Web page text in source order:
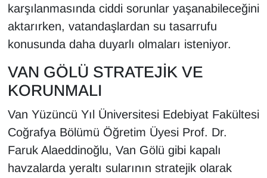
karşılanmasında ciddi sorunlar yaşanabileceğini
aktarırken, vatandaşlardan su tasarrufu
konusunda daha duyarlı olmaları isteniyor.
VAN GÖLÜ STRATEJİK VE
KORUNMALI
Van Yüzüncü Yıl Üniversitesi Edebiyat Fakültesi
Coğrafya Bölümü Öğretim Üyesi Prof. Dr.
Faruk Alaeddinoğlu, Van Gölü gibi kapalı
havzalarda yeraltı sularının stratejik olarak
RÖPORTAJ
SAĞLIK
Seri İlan
SİYASET
SPOR